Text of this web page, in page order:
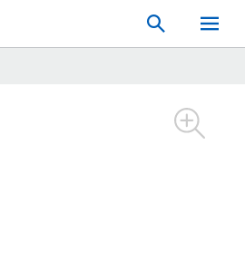
Search
Toggle
Mobile